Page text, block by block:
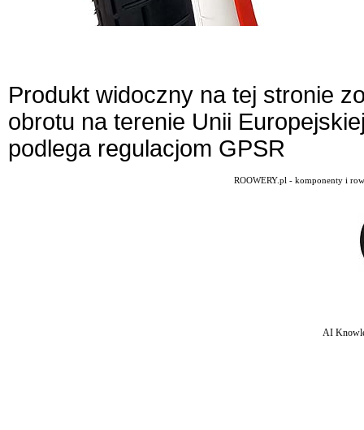
Produkt widoczny na tej stronie
obrotu na terenie Unii
podlega regulacjom GPSR
ROOWERY.pl - komponenty i
AI